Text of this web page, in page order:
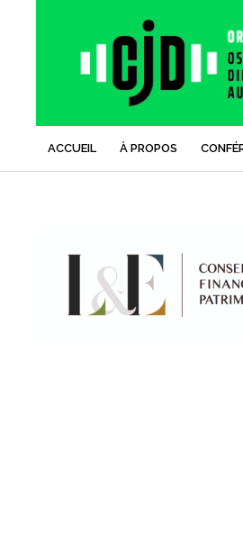
ACCUEIL À PROPOS